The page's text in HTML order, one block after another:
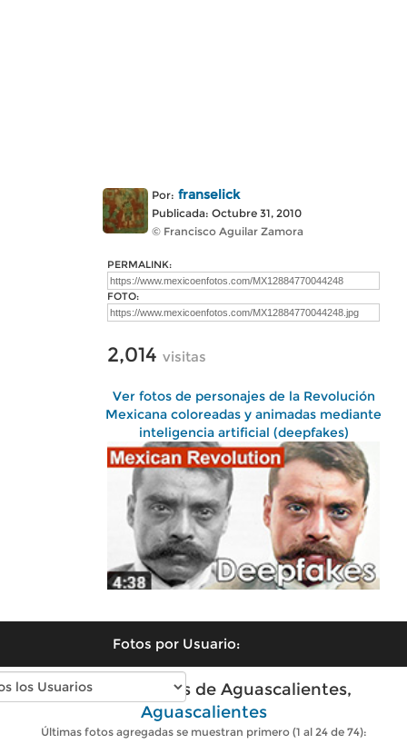
Por: franselick
Publicada: Octubre 31, 2010
© Francisco Aguilar Zamora
PERMALINK:
FOTO:
2,014 visitas
Ver fotos de personajes de la Revolución
Mexicana coloreadas y animadas mediante
inteligencia artificial (deepfakes)
Fotos por Usuario:
Fotos modernas de Aguascalientes,
Aguascalientes
Últimas fotos agregadas se muestran primero (1 al 24 de 74):